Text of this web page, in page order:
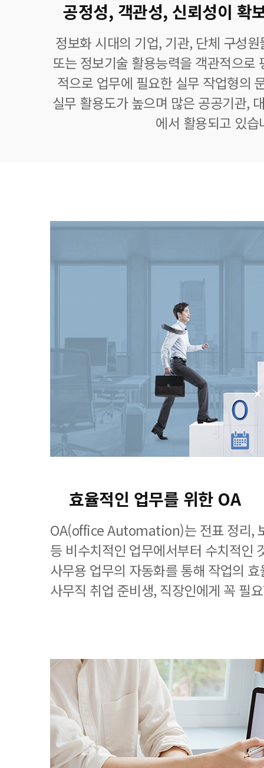
공정성, 객관성, 신뢰성이 확
정보화 시대의 기업, 기관, 단체 구성
또는 정보기술 활용능력을 객관적으로
적으로 업무에 필요한 실무 작업형의
실무 활용도가 높으며 많은 공공기관,
에서 활용되고 있습
효율적인 업무를 위한 OA
OA(office Automation)는 전표 정리,
등 비수치적인 업무에서부터 수치적인
사무용 업무의 자동화를 통해 작업의
사무직 취업 준비생, 직장인에게 꼭 필